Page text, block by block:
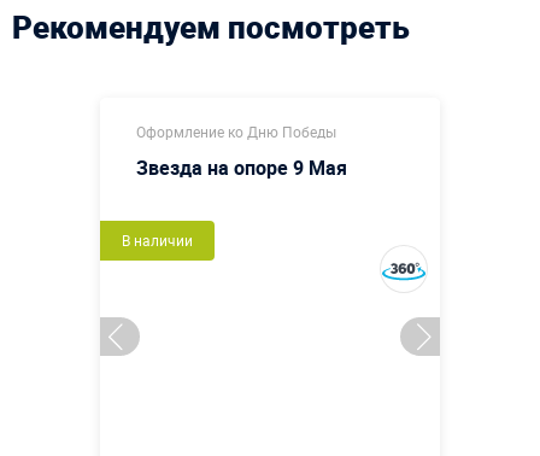
Рекомендуем посмотреть
Оформление ко Дню Победы
Звезда на опоре 9 Мая
В наличии